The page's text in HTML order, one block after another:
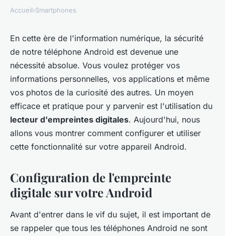
SMARTPHONES
Comment configurer et
utiliser un lecteur
d'empreintes digitales pour
sécuriser votre smartphone
Android ?
raoul•31 mai 2024•5 min de lecture
Accueil›Smartphones
En cette ère de l'information numérique, la sécurité
de notre téléphone Android est devenue une
nécessité absolue. Vous voulez protéger vos
informations personnelles, vos applications et même
vos photos de la curiosité des autres. Un moyen
efficace et pratique pour y parvenir est l'utilisation du
lecteur d'empreintes digitales. Aujourd'hui, nous
allons vous montrer comment configurer et utiliser
cette fonctionnalité sur votre appareil Android.
Configuration de l'empreinte
digitale sur votre Android
Avant d'entrer dans le vif du sujet, il est important de
se rappeler que tous les téléphones Android ne sont